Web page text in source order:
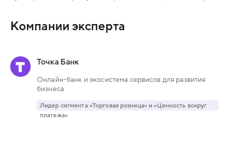
Компании эксперта
Точка Банк
Онлайн-банк и экосистема сервисов для развития
бизнеса
Лидер сегмента «Торговая розница» и «Ценность вокруг
платежа»